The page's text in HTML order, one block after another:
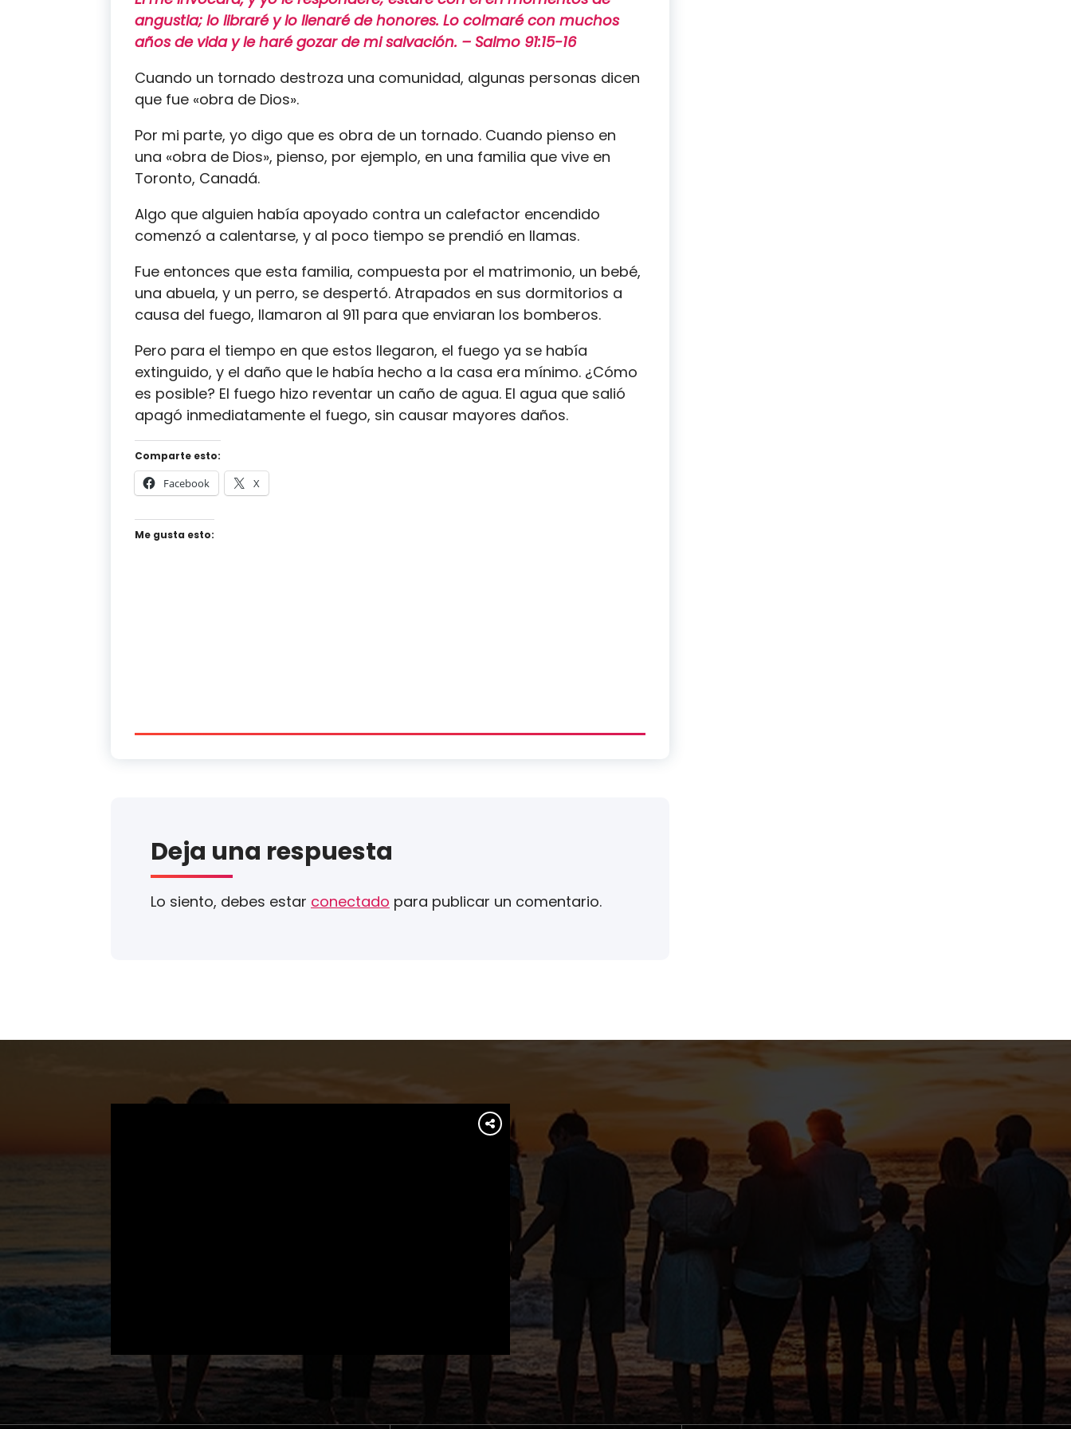
angustia; lo libraré y lo llenaré de honores. Lo colmaré con muchos
años de vida y le haré gozar de mi salvación. – Salmo 91:15-16
Cuando un tornado destroza una comunidad, algunas personas dicen
que fue «obra de Dios».
Por mi parte, yo digo que es obra de un tornado. Cuando pienso en
una «obra de Dios», pienso, por ejemplo, en una familia que vive en
Toronto, Canadá.
Algo que alguien había apoyado contra un calefactor encendido
comenzó a calentarse, y al poco tiempo se prendió en llamas.
Fue entonces que esta familia, compuesta por el matrimonio, un bebé,
una abuela, y un perro, se despertó. Atrapados en sus dormitorios a
causa del fuego, llamaron al 911 para que enviaran los bomberos.
Pero para el tiempo en que estos llegaron, el fuego ya se había
extinguido, y el daño que le había hecho a la casa era mínimo. ¿Cómo
es posible? El fuego hizo reventar un caño de agua. El agua que salió
apagó inmediatamente el fuego, sin causar mayores daños.
Comparte esto:
Facebook X
Me gusta esto:
Deja una respuesta
Lo siento, debes estar conectado para publicar un comentario.